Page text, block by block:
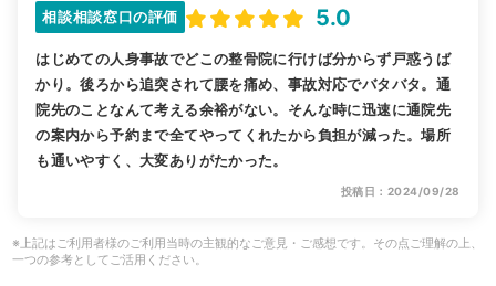
相談相談窓口の評価 5.0
はじめての人身事故でどこの整骨院に行けば分からず戸惑うば
かり。後ろから追突されて腰を痛め、事故対応でバタバタ。通
院先のことなんて考える余裕がない。そんな時に迅速に通院先
の案内から予約まで全てやってくれたから負担が減った。場所
も通いやすく、大変ありがたかった。
投稿日：2024/09/28
※上記はご利用者様のご利用当時の主観的なご意見・ご感想です。その点ご理解の上、
一つの参考としてご活用ください。